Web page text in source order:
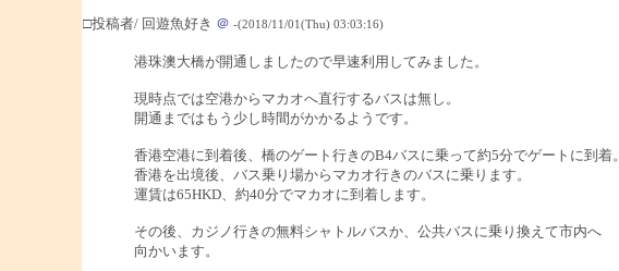
□投稿者/ 回遊魚好き ＠ -(2018/11/01(Thu) 03:03:16)
港珠澳大橋が開通しましたので早速利用してみました。
現時点では空港からマカオへ直行するバスは無し。
開通まではもう少し時間がかかるようです。
香港空港に到着後、橋のゲート行きのB4バスに乗って約5分でゲートに到着。
香港を出境後、バス乗り場からマカオ行きのバスに乗ります。
運賃は65HKD、約40分でマカオに到着します。
その後、カジノ行きの無料シャトルバスか、公共バスに乗り換えて市内へ
向かいます。